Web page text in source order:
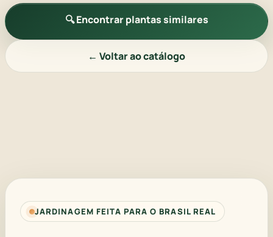
🔍 Encontrar plantas similares
← Voltar ao catálogo
JARDINAGEM FEITA PARA O BRASIL REAL